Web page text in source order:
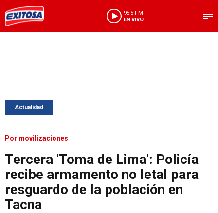
95.5 FM
EN VIVO
Actualidad
Por movilizaciones
Tercera 'Toma de Lima': Policía
recibe armamento no letal para
resguardo de la población en
Tacna